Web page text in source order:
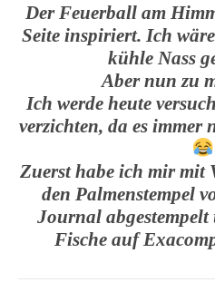
Der Feuerball am
Seite inspiriert. Ich
kühle Nass
Aber nun zu
Ich werde heute
verzichten, da es immer
Zuerst habe ich mir mit
den Palmenstempel
Journal
Fische auf